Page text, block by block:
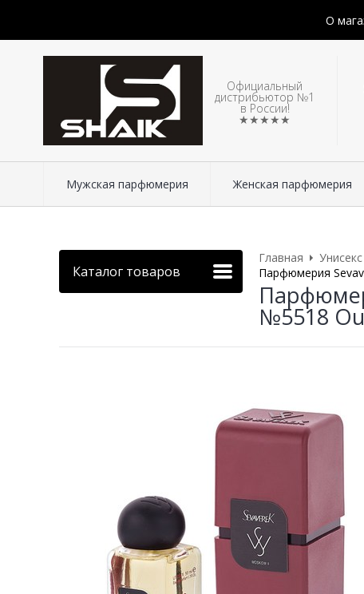
О
Официальный
дистрибьютор №1
в России!
★★★★★
Мужская парфюмерия Женская парфюмерия
Каталог товаров
Главная
Парфюмерия
№5518